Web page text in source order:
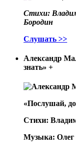
Стихи:
Бородин
Слушать >>
Александр
знать» +
«Послушай,
Стихи:
Музыка: